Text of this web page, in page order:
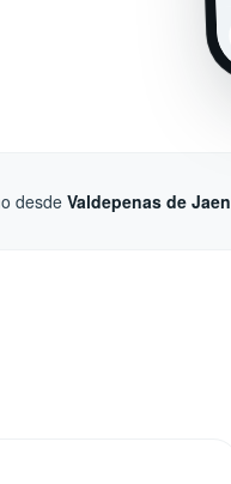
desdeValdepenas de Jaen